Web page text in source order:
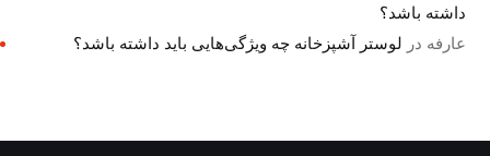
داشته باشد؟
عارفه در لوستر آشپزخانه چه ویژگی‌هایی باید داشته باشد؟